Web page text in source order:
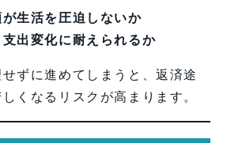
が生活を圧迫しないか
出変化に耐えられるか
ずに進めてしまうと、返済途
くなるリスクが高まります。